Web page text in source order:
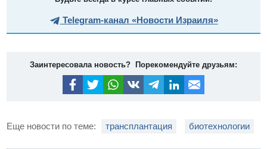
Telegram-канал «Новости Израиля»
Заинтересовала новость? Порекомендуйте друзьям:
Еще новости по теме: трансплантация биотехнологии